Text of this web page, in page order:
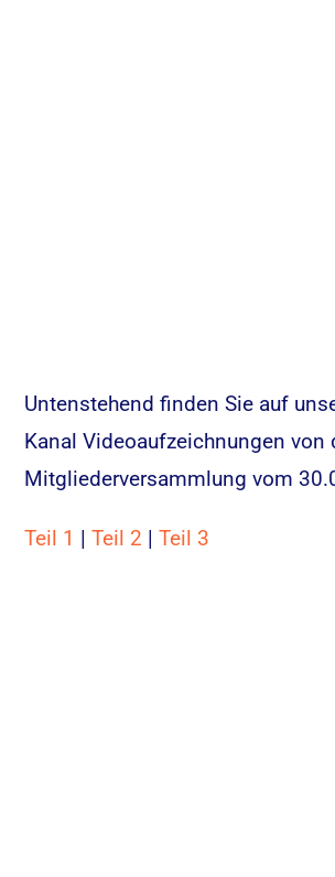
Untenstehend finden Sie auf
Kanal Videoaufzeichnungen von
Mitgliederversammlung vom
Teil 1 |Teil 2 |Teil 3